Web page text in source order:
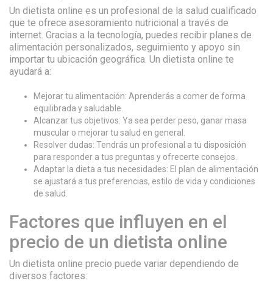
Un dietista online es un profesional de la salud cualificado
que te ofrece asesoramiento nutricional a través de
internet. Gracias a la tecnología, puedes recibir planes de
alimentación personalizados, seguimiento y apoyo sin
importar tu ubicación geográfica. Un dietista online te
ayudará a:
Mejorar tu alimentación: Aprenderás a comer de forma
equilibrada y saludable.
Alcanzar tus objetivos: Ya sea perder peso, ganar masa
muscular o mejorar tu salud en general.
Resolver dudas: Tendrás un profesional a tu disposición
para responder a tus preguntas y ofrecerte consejos.
Adaptar la dieta a tus necesidades: El plan de alimentación
se ajustará a tus preferencias, estilo de vida y condiciones
de salud.
Factores que influyen en el
precio de un dietista online
Un dietista online precio puede variar dependiendo de
diversos factores: